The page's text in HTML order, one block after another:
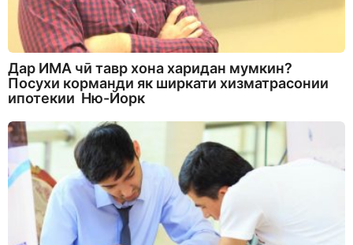
Дар ИМА чӣ тавр хона харидан мумкин?
Посухи корманди як ширкати хизматрасонии
ипотекии Ню-Йорк